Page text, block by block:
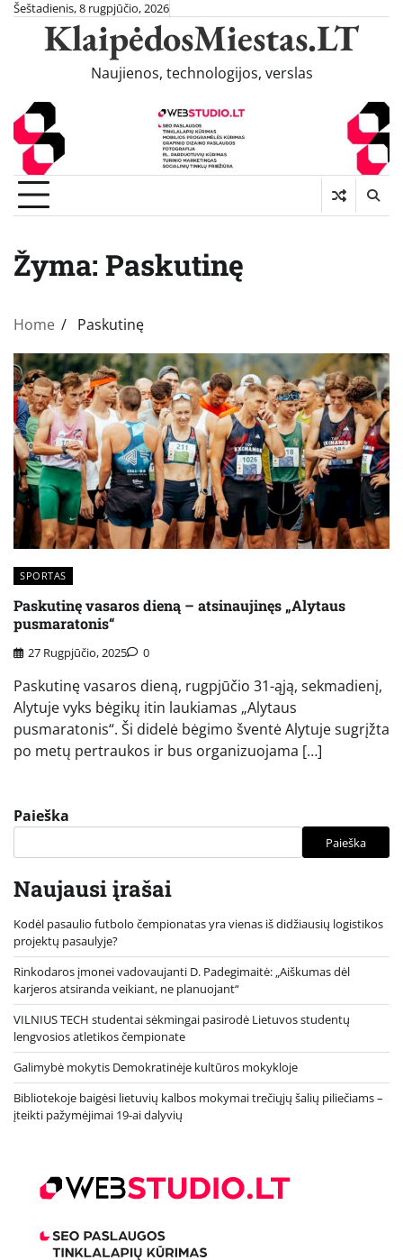
Skip
content
Šeštadienis, 8 rugpjūčio, 2026
KlaipėdosMiestas.LT
Naujienos, technologijos, verslas
Žyma: Paskutinę
Home Paskutinę
SPORTAS
Paskutinę vasaros dieną – atsinaujinęs „Alytaus
pusmaratonis“
27 Rugpjūčio, 2025 0
Paskutinę vasaros dieną, rugpjūčio 31-ąją, sekmadienį,
Alytuje vyks bėgikų itin laukiamas „Alytaus
pusmaratonis“. Ši didelė bėgimo šventė Alytuje sugrįžta
po metų pertraukos ir bus organizuojama […]
Paieška
Paieška
Naujausi įrašai
Kodėl pasaulio futbolo čempionatas yra vienas iš didžiausių logistikos
projektų pasaulyje?
Rinkodaros įmonei vadovaujanti D. Padegimaitė: „Aiškumas dėl
karjeros atsiranda veikiant, ne planuojant“
VILNIUS TECH studentai sėkmingai pasirodė Lietuvos studentų
lengvosios atletikos čempionate
Galimybė mokytis Demokratinėje kultūros mokykloje
Bibliotekoje baigėsi lietuvių kalbos mokymai trečiųjų šalių piliečiams –
įteikti pažymėjimai 19-ai dalyvių